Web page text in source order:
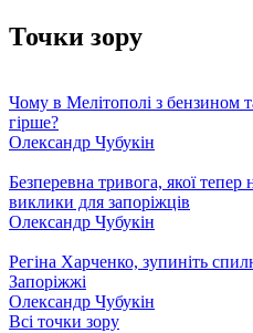
Точки зору
Чому в Мелітополі з бензином
гірше?
Олександр Чубукін
Безперевна тривога, якої
виклики для запоріжців
Олександр Чубукін
Регіна Харченко, зупиніть
Запоріжжі
Олександр Чубукін
Всі точки зору